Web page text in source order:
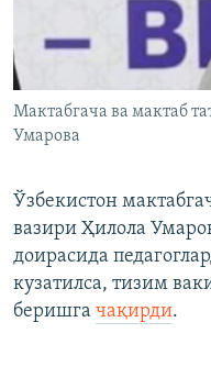
Мактабгача ва мактаб
Умарова
Ўзбекистон
вазири Ҳилола
доирасида
кузатилса, тизим
беришга чақирди.